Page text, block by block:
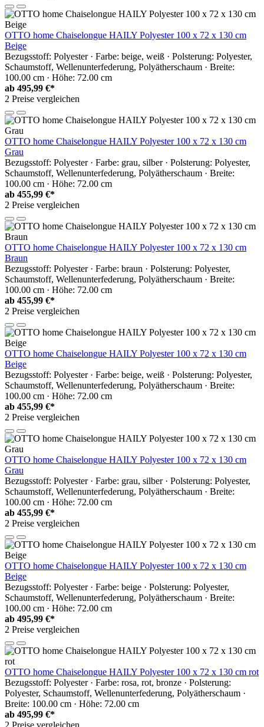
OTTO home Chaiselongue HAILY Polyester 100 x 72 x 130 cm
Beige
Bezugsstoff: Polyester · Farbe: beige, weiß · Polsterung: Polyester,
Schaumstoff, Wellenunterfederung, Polyätherschaum · Breite:
100.00 cm · Höhe: 72.00 cm
ab 495,99 €*
2 Preise vergleichen
OTTO home Chaiselongue HAILY Polyester 100 x 72 x 130 cm
Grau
Bezugsstoff: Polyester · Farbe: grau, silber · Polsterung: Polyester,
Schaumstoff, Wellenunterfederung, Polyätherschaum · Breite:
100.00 cm · Höhe: 72.00 cm
ab 455,99 €*
2 Preise vergleichen
OTTO home Chaiselongue HAILY Polyester 100 x 72 x 130 cm
Braun
Bezugsstoff: Polyester · Farbe: braun · Polsterung: Polyester,
Schaumstoff, Wellenunterfederung, Polyätherschaum · Breite:
100.00 cm · Höhe: 72.00 cm
ab 455,99 €*
2 Preise vergleichen
OTTO home Chaiselongue HAILY Polyester 100 x 72 x 130 cm
Beige
Bezugsstoff: Polyester · Farbe: beige, weiß · Polsterung: Polyester,
Schaumstoff, Wellenunterfederung, Polyätherschaum · Breite:
100.00 cm · Höhe: 72.00 cm
ab 455,99 €*
2 Preise vergleichen
OTTO home Chaiselongue HAILY Polyester 100 x 72 x 130 cm
Grau
Bezugsstoff: Polyester · Farbe: grau, silber · Polsterung: Polyester,
Schaumstoff, Wellenunterfederung, Polyätherschaum · Breite:
100.00 cm · Höhe: 72.00 cm
ab 455,99 €*
2 Preise vergleichen
OTTO home Chaiselongue HAILY Polyester 100 x 72 x 130 cm
Beige
Bezugsstoff: Polyester · Farbe: beige · Polsterung: Polyester,
Schaumstoff, Wellenunterfederung, Polyätherschaum · Breite:
100.00 cm · Höhe: 72.00 cm
ab 495,99 €*
2 Preise vergleichen
OTTO home Chaiselongue HAILY Polyester 100 x 72 x 130 cm rot
Bezugsstoff: Polyester · Farbe: rosa, rot, bronze · Polsterung:
Polyester, Schaumstoff, Wellenunterfederung, Polyätherschaum ·
Breite: 100.00 cm · Höhe: 72.00 cm
ab 495,99 €*
2 Preise vergleichen